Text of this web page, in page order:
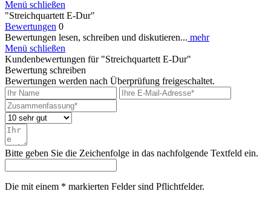
Menü schließen
"Streichquartett E-Dur"
Bewertungen 0
Bewertungen lesen, schreiben und diskutieren... mehr
Menü schließen
Kundenbewertungen für "Streichquartett E-Dur"
Bewertung schreiben
Bewertungen werden nach Überprüfung freigeschaltet.
Bitte geben Sie die Zeichenfolge in das nachfolgende Textfeld ein.
Die mit einem * markierten Felder sind Pflichtfelder.